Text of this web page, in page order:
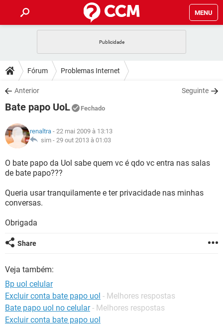
MENU
CELULAR FACEBOOK
OUTLOOK
INSTAGRAM
GUIA DE COMPRAS
DICAS
JOGOS WHATSAPP
INSTAGRAM
GUIA DE COMPRAS
DOWNLOADS
JOGOS
CELULAR
OUTLOOK
INSTAGRAM GMAIL
GUIA DE COMPRAS
FÓRUM
JOGOS
CELULAR
OUTLOOK EXCEL
GUIA DE COMPRAS
GLOSSÁRIO
JOGOS WHATSAPP
CELULAR
OUTLOOK EXCEL
GUIA DE COMPRAS
Fórum Problemas Internet
Anterior Seguinte
Bate papo UoL Fechado
renaltra - 22 mai 2009 à 13:13
sim - 29 out 2013 à 01:03
O bate papo da Uol sabe quem vc é qdo vc entra nas salas
de bate papo???
Queria usar tranquilamente e ter privacidade nas minhas
conversas.
Obrigada
Share
Veja também:
Bp uol celular
Excluir conta bate papo uol - Melhores respostas
Bate papo uol no celular - Melhores respostas
Excluir conta bate papo uol